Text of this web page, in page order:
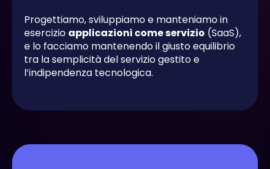
Progettiamo, sviluppiamo e manteniamo in
esercizio applicazioni come servizio (SaaS),
e lo facciamo mantenendo il giusto equilibrio
tra la semplicità del servizio gestito e
l’indipendenza tecnologica.